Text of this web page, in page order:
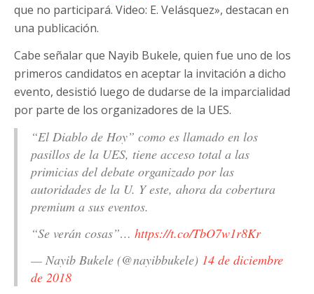
que no participará. Video: E. Velásquez», destacan en
una publicación.
Cabe señalar que Nayib Bukele, quien fue uno de los
primeros candidatos en aceptar la invitación a dicho
evento, desistió luego de dudarse de la imparcialidad
por parte de los organizadores de la UES.
“El Diablo de Hoy” como es llamado en los
pasillos de la UES, tiene acceso total a las
primicias del debate organizado por las
autoridades de la U. Y este, ahora da cobertura
premium a sus eventos.
“Se verán cosas”… https://t.co/TbO7w1r8Kr
— Nayib Bukele (@nayibbukele) 14 de diciembre
de 2018